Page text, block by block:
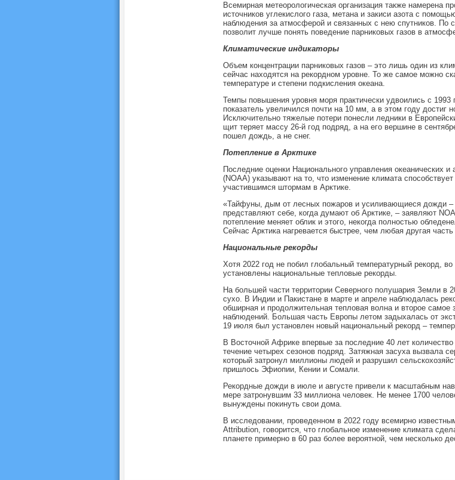
Всемирная метеорологическая организация также намерена
источников углекислого газа, метана и закиси азота с
наблюдения за атмосферой и связанных с нею спутников. По
позволит лучше понять поведение парниковых газов в
Климатические индикаторы
Объем концентрации парниковых газов – это лишь один из
сейчас находятся на рекордном уровне. То же самое можно
температуре и степени подкисления океана.
Темпы повышения уровня моря практически удвоились с 1993
показатель увеличился почти на 10 мм, а в этом году достиг
Исключительно тяжелые потери понесли ледники в
щит теряет массу 26-й год подряд, а на его вершине в
пошел дождь, а не снег.
Потепление в Арктике
Последние оценки Национального управления океанических
(NOAA) указывают на то, что изменение климата
участившимся штормам в Арктике.
«Тайфуны, дым от лесных пожаров и усиливающиеся дожди –
представляют себе, когда думают об Арктике, – заявляют
потепление меняет облик и этого, некогда полностью
Сейчас Арктика нагревается быстрее, чем любая другая
Национальные рекорды
Хотя 2022 год не побил глобальный температурный рекорд,
установлены национальные тепловые рекорды.
На большей части территории Северного полушария Земли в
сухо. В Индии и Пакистане в марте и апреле наблюдалась
обширная и продолжительная тепловая волна и второе
наблюдений. Большая часть Европы летом задыхалась от
19 июля был установлен новый национальный рекорд –
В Восточной Африке впервые за последние 40 лет
течение четырех сезонов подряд. Затяжная засуха вызвала
который затронул миллионы людей и разрушил
пришлось Эфиопии, Кении и Сомали.
Рекордные дожди в июле и августе привели к масштабным
мере затронувшим 33 миллиона человек. Не менее 1700
вынуждены покинуть свои дома.
В исследовании, проведенном в 2022 году всемирно
Attribution, говорится, что глобальное изменение климата
планете примерно в 60 раз более вероятной, чем несколько